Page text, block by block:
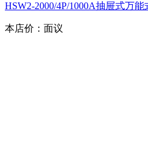
HSW2-2000/4P/1000A抽屉式万
本店价： 面议